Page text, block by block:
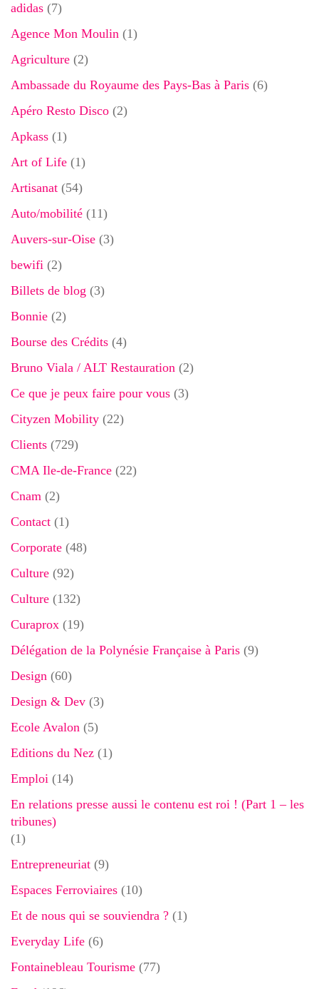
adidas (7)
Agence Mon Moulin (1)
Agriculture (2)
Ambassade du Royaume des Pays-Bas à Paris (6)
Apéro Resto Disco (2)
Apkass (1)
Art of Life (1)
Artisanat (54)
Auto/mobilité (11)
Auvers-sur-Oise (3)
bewifi (2)
Billets de blog (3)
Bonnie (2)
Bourse des Crédits (4)
Bruno Viala / ALT Restauration (2)
Ce que je peux faire pour vous (3)
Cityzen Mobility (22)
Clients (729)
CMA Ile-de-France (22)
Cnam (2)
Contact (1)
Corporate (48)
Culture (92)
Culture (132)
Curaprox (19)
Délégation de la Polynésie Française à Paris (9)
Design (60)
Design & Dev (3)
Ecole Avalon (5)
Editions du Nez (1)
Emploi (14)
En relations presse aussi le contenu est roi ! (Part 1 – les
tribunes)
(1)
Entrepreneuriat (9)
Espaces Ferroviaires (10)
Et de nous qui se souviendra ? (1)
Everyday Life (6)
Fontainebleau Tourisme (77)